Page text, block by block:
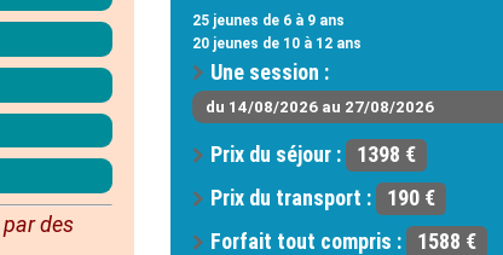
par des
25 jeunes de 6 à 9 ans
20 jeunes de 10 à 12 ans
Une session :
du 14/08/2026 au 27/08/2026
Prix du séjour :
1398 €
Prix du transport :
190 €
Forfait tout compris :
1588 €